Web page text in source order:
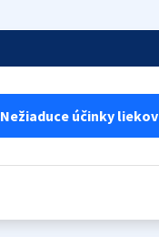
Nežiaduce účinky liekov